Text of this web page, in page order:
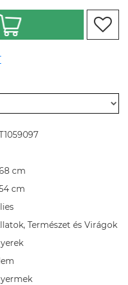
cm
cm
Természet és Virágok